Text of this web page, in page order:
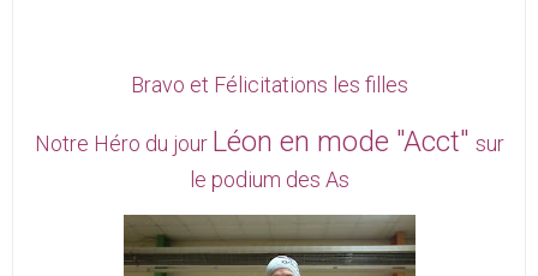
Bravo et Félicitations les filles
Notre Héro du jour Léon en mode "Acct" sur
le podium des As